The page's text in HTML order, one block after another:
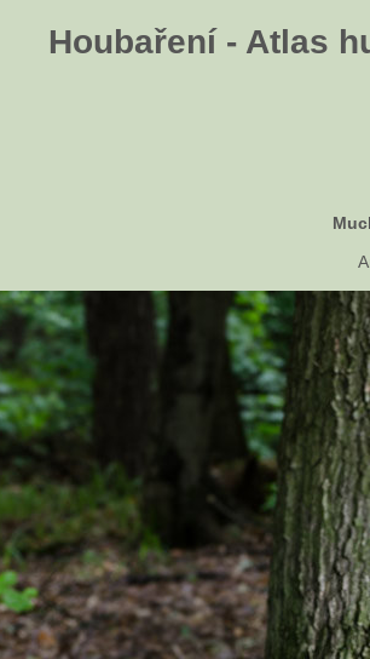
Houbaření - Atlas